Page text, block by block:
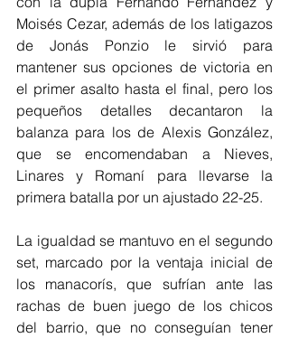
Moisés Cezar, además de los latigazos
de Jonás Ponzio le sirvió para
mantener sus opciones de victoria en
el primer asalto hasta el final, pero los
pequeños detalles decantaron la
balanza para los de Alexis González,
que se encomendaban a Nieves,
Linares y Romaní para llevarse la
primera batalla por un ajustado 22-25.
La igualdad se mantuvo en el segundo
set, marcado por la ventaja inicial de
los manacorís, que sufrían ante las
rachas de buen juego de los chicos
del barrio, que no conseguían tener